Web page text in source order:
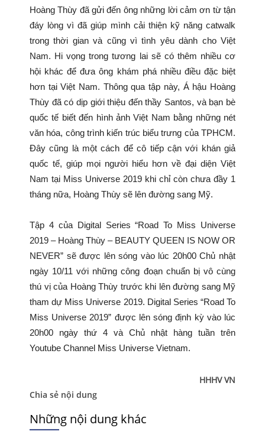
Hoàng Thùy đã gửi đến ông những lời cảm ơn từ tận
đáy lòng vì đã giúp mình cải thiện kỹ năng catwalk
trong thời gian và cũng vì tình yêu dành cho Việt
Nam. Hi vọng trong tương lai sẽ có thêm nhiều cơ
hội khác để đưa ông khám phá nhiều điều đặc biệt
hơn tại Việt Nam. Thông qua tập này, Á hậu Hoàng
Thùy đã có dịp giới thiệu đến thầy Santos, và bạn bè
quốc tế biết đến hình ảnh Việt Nam bằng những nét
văn hóa, công trình kiến trúc biểu trưng của TPHCM.
Đây cũng là một cách để cô tiếp cận với khán giả
quốc tế, giúp mọi người hiểu hơn về đại diện Việt
Nam tại Miss Universe 2019 khi chỉ còn chưa đầy 1
tháng nữa, Hoàng Thùy sẽ lên đường sang Mỹ.
Tập 4 của Digital Series “Road To Miss Universe
2019 – Hoàng Thùy – BEAUTY QUEEN IS NOW OR
NEVER” sẽ được lên sóng vào lúc 20h00 Chủ nhật
ngày 10/11 với những công đoạn chuẩn bị vô cùng
thú vị của Hoàng Thùy trước khi lên đường sang Mỹ
tham dự Miss Universe 2019. Digital Series “Road To
Miss Universe 2019” được lên sóng định kỳ vào lúc
20h00 ngày thứ 4 và Chủ nhật hàng tuần trên
Youtube Channel Miss Universe Vietnam.
HHHV VN
Chia sẻ nội dung
Những nội dung khác